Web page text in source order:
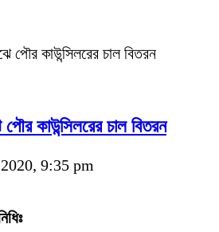
পৌর কাউন্সিলরের চাল বিতরন
কাউন্সিলরের চাল বিতরন
9:35 pm